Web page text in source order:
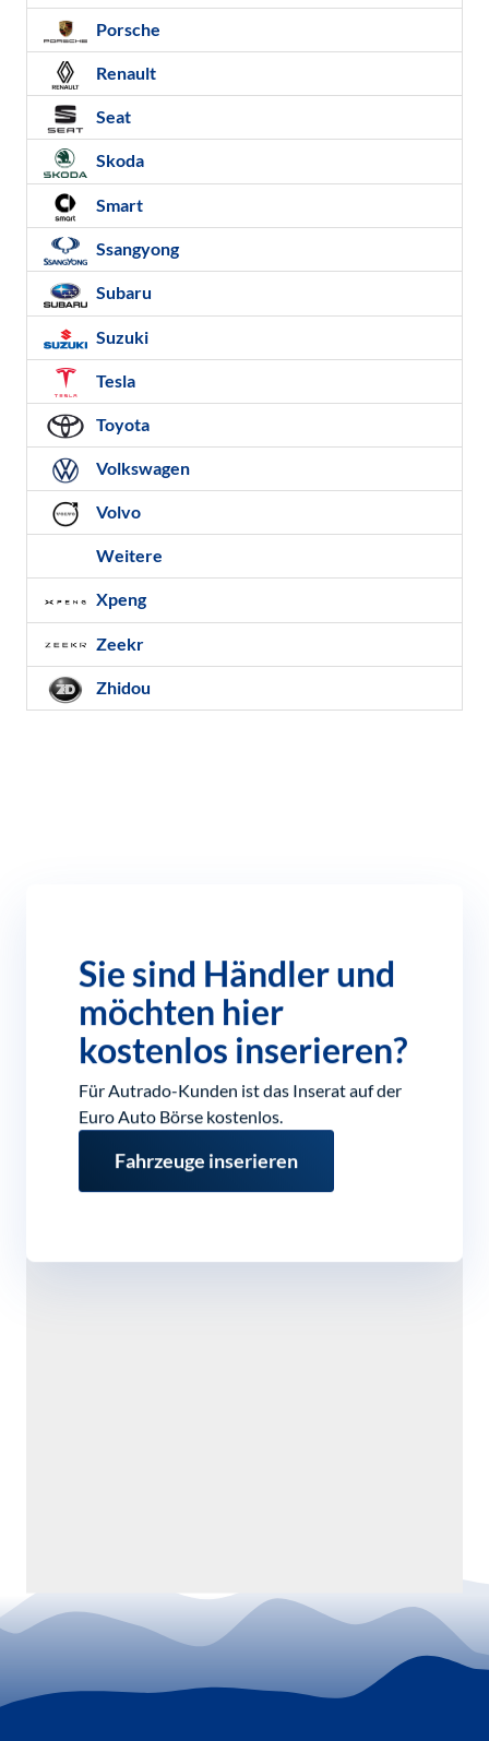
Porsche
Renault
Seat
Skoda
Smart
Ssangyong
Subaru
Suzuki
Tesla
Toyota
Volkswagen
Volvo
Weitere
Xpeng
Zeekr
Zhidou
Sie sind Händler und
möchten hier
kostenlos inserieren?
Für Autrado-Kunden ist das Inserat auf der
Euro Auto Börse kostenlos.
Fahrzeuge inserieren